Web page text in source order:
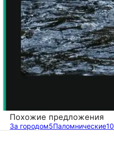
Похожие предложения
За городом5Паломнические10